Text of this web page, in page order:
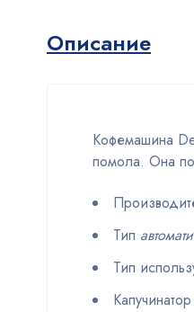
Описание
Кофемашина
помола. Она
Тип
Тип
Капучинатор